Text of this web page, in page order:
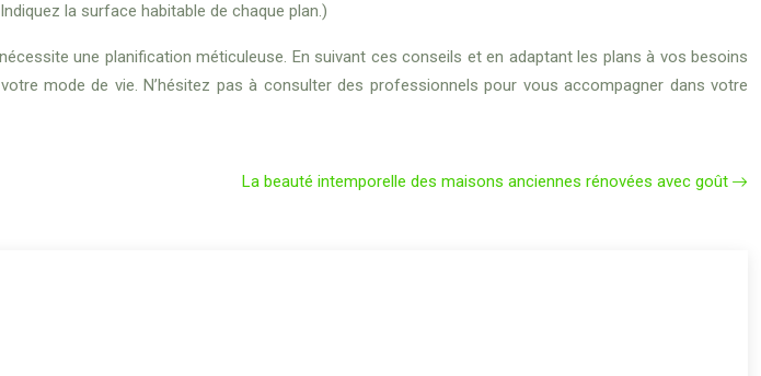
la surface habitable de chaque plan.)
une planification méticuleuse. En suivant ces conseils et en adaptant les plans à vos besoins
mode de vie. N’hésitez pas à consulter des professionnels pour vous accompagner dans votre
La beauté intemporelle des maisons anciennes rénovées avec goût